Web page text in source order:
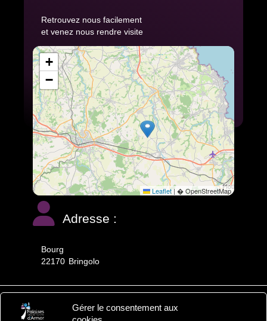
Gérer le consentement aux
Retrouvez nous facilement
et venez nous rendre visite
+
−
Leaflet | � OpenStreetMap
Adresse :
Bourg
22170 Bringolo
Falaises d'Armor